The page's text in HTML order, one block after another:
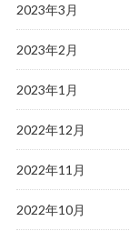
2023年3月
2023年2月
2023年1月
2022年12月
2022年11月
2022年10月